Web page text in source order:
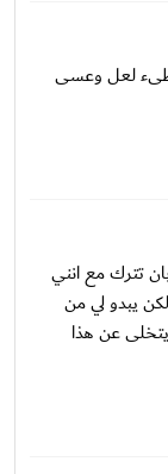
لعل وعسى
تترك مع انني
يبدو لي من
عن هذا